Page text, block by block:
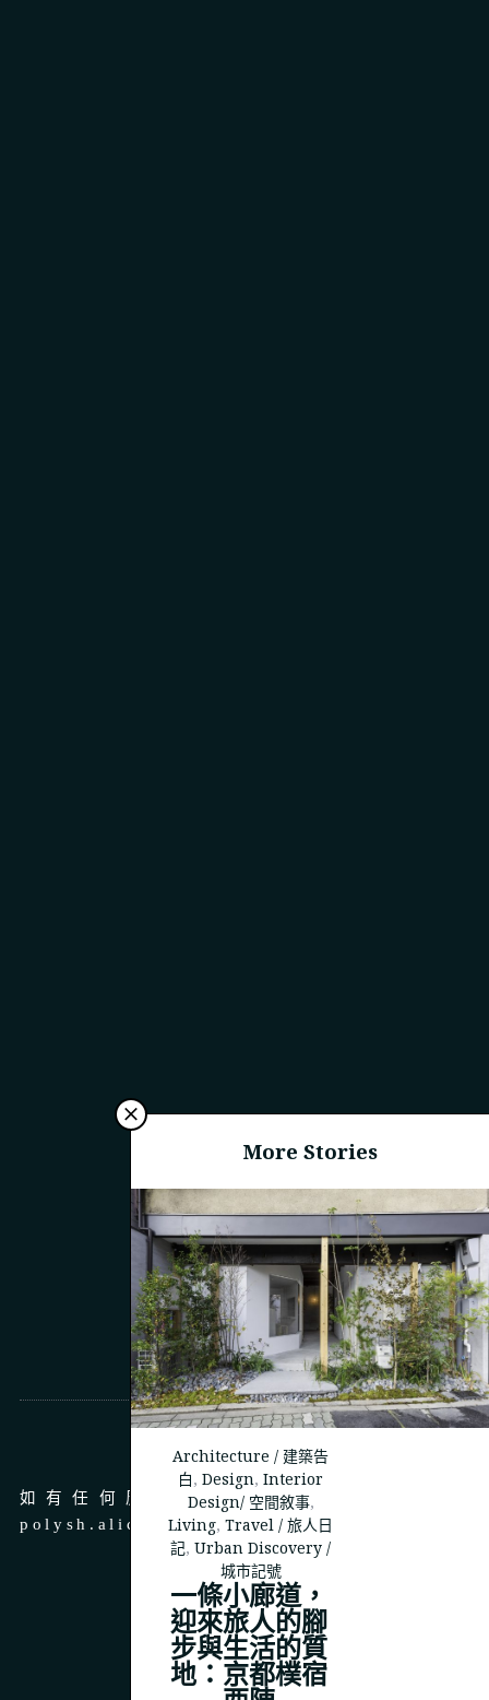
More Stories
Architecture / 建築告
白,Design,Interior
Design/ 空間敘事,
Living,Travel / 旅人日
記,Urban Discovery /
城市記號
一條小廊道，
迎來旅人的腳
步與生活的質
地：京都樸宿
商務合作
如有任何廣告、商務合作，請 email 至
polysh.alice@gmail.com
© 2023THEPOLYSH.COM